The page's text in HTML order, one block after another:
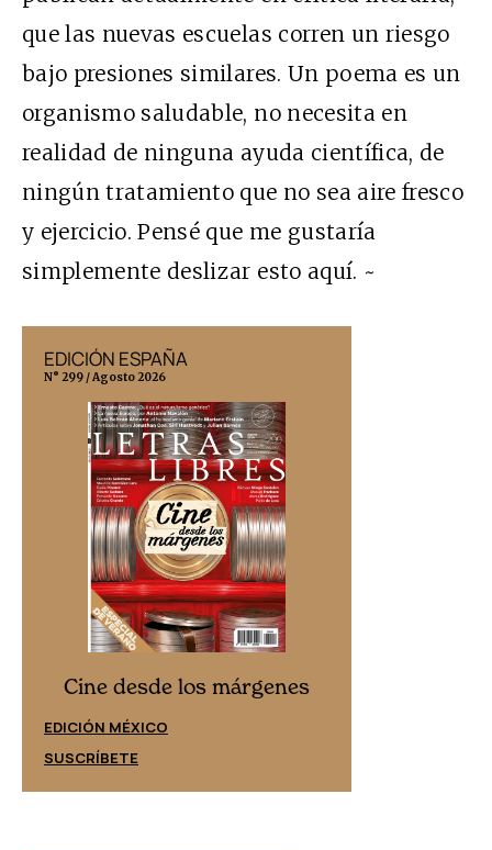
que las nuevas escuelas corren un riesgo
bajo presiones similares. Un poema es un
organismo saludable, no necesita en
realidad de ninguna ayuda científica, de
ningún tratamiento que no sea aire fresco
y ejercicio. Pensé que me gustaría
simplemente deslizar esto aquí. ~
EDICIÓN ESPAÑA
N° 299 / Agosto 2026
Cine desde los márgenes
EDICIÓN MÉXICO
SUSCRÍBETE